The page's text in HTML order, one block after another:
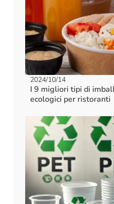
2024/10/14
I 9 migliori tipi di
ecologici per ristoranti